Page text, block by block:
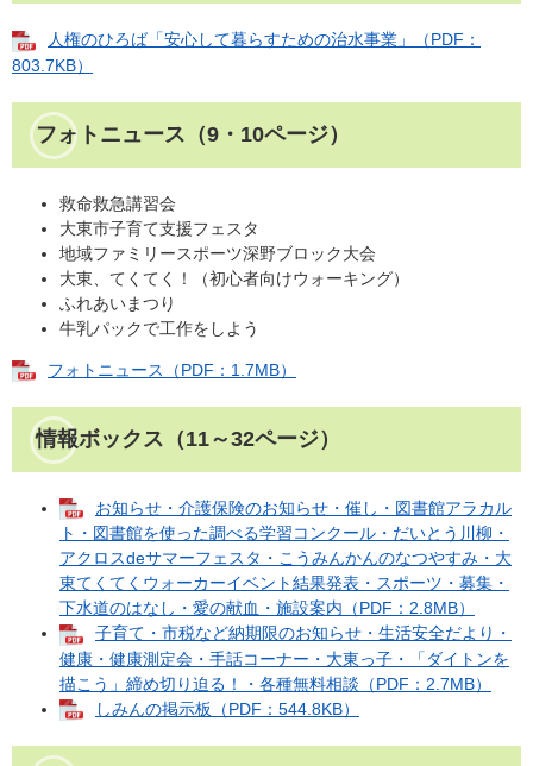
人権のひろば「安心して暮らすための治水事業」（PDF：
803.7KB）
フォトニュース（9・10ページ）
救命救急講習会
大東市子育て支援フェスタ
地域ファミリースポーツ深野ブロック大会
大東、てくてく！（初心者向けウォーキング）
ふれあいまつり
牛乳パックで工作をしよう
フォトニュース（PDF：1.7MB）
情報ボックス（11～32ページ）
お知らせ・介護保険のお知らせ・催し・図書館アラカル
ト・図書館を使った調べる学習コンクール・だいとう川柳・
アクロスdeサマーフェスタ・こうみんかんのなつやすみ・大
東てくてくウォーカーイベント結果発表・スポーツ・募集・
下水道のはなし・愛の献血・施設案内（PDF：2.8MB）
子育て・市税など納期限のお知らせ・生活安全だより・
健康・健康測定会・手話コーナー・大東っ子・「ダイトンを
描こう」締め切り迫る！・各種無料相談（PDF：2.7MB）
しみんの掲示板（PDF：544.8KB）